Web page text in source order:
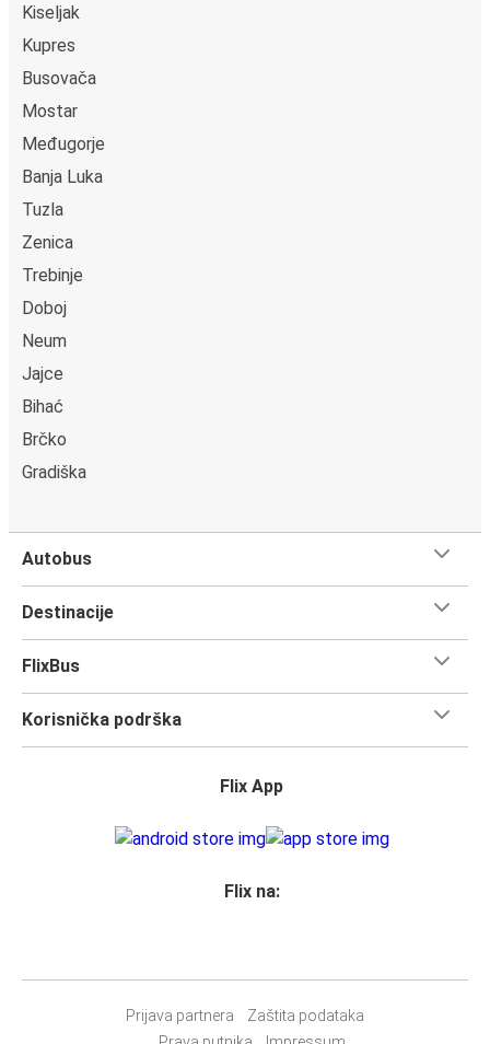
Kiseljak
Kupres
Busovača
Mostar
Međugorje
Banja Luka
Tuzla
Zenica
Trebinje
Doboj
Neum
Jajce
Bihać
Brčko
Gradiška
Autobus
Destinacije
FlixBus
Korisnička podrška
Flix App
Flix na:
Prijava partnera
Zaštita podataka